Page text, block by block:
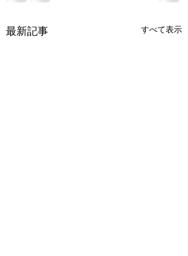
最新記事 すべて表示